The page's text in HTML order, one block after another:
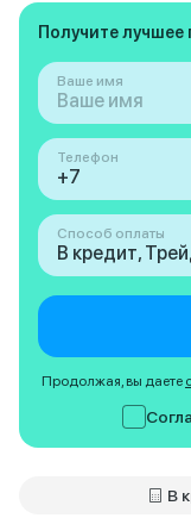
Получите
Ваше имя
Телефон
Способ оплаты
В кредит,
Продолжая, вы даете